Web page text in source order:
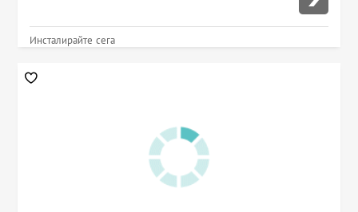
Инсталирайте сега